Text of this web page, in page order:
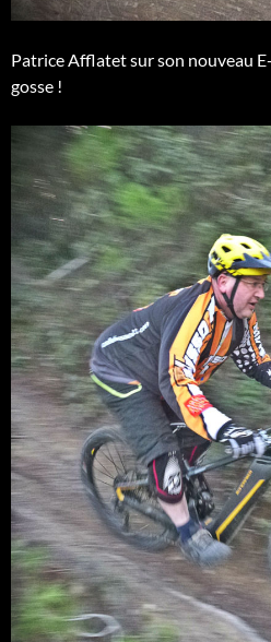
Patrice Afflatet sur son nouveau
gosse !